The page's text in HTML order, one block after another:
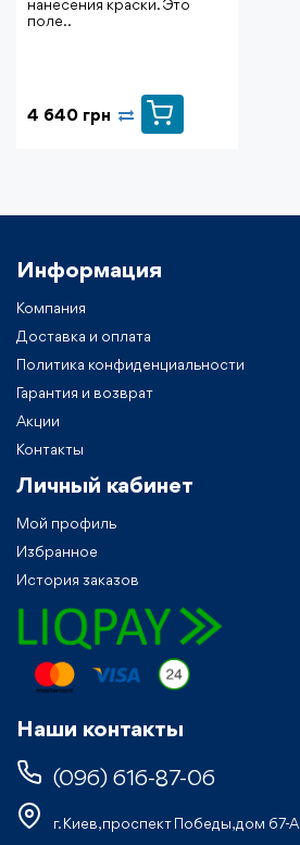
нанесения краски. Это
поле..
4 640 грн
Информация
Компания
Доставка и оплата
Политика конфиденциальности
Гарантия и возврат
Акции
Контакты
Личный кабинет
Мой профиль
Избранное
История заказов
Наши контакты
(096) 616-87-06
г. Киев, проспект Победы, дом 67-А